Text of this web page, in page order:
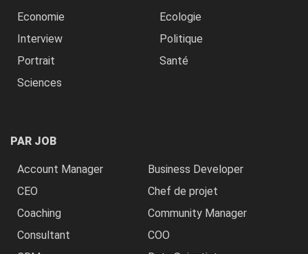
Economie
Ecologie
Interview
Politique
Portrait
Santé
Sciences
PAR JOB
Account Manager
Business Developer
CEO
Chef de projet
Coaching
Community Manager
Consultant
COO